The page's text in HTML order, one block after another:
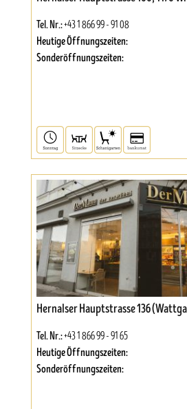
Tel. Nr.:+43 1 866 99 - 91 08
Heutige Öffnungszeiten:
Sonderöffnungszeiten:
Hernalser Hauptstrasse 136
Tel. Nr.:+43 1 866 99 - 91 65
Heutige Öffnungszeiten:
Sonderöffnungszeiten: